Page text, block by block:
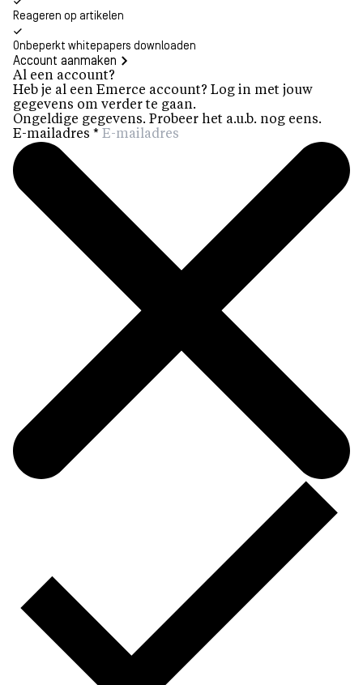
Reageren op artikelen
Onbeperkt whitepapers downloaden
Account aanmaken
Al een account?
Heb je al een Emerce account? Log in met jouw
gegevens om verder te gaan.
Ongeldige gegevens. Probeer het a.u.b. nog eens.
E-mailadres *